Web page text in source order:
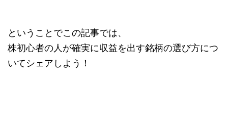
ということでこの記事では、
株初心者の人が確実に収益を出す銘柄の選び方につ
いてシェアしよう！